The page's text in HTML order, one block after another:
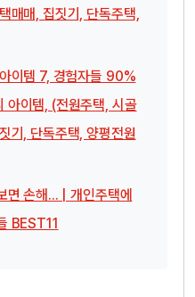
매매, 집짓기, 단독주택,
이템 7, 경험자들 90%
아이템, (전원주택, 시골
기, 단독주택, 양평전원
면 손해... | 개인주택에
BEST11